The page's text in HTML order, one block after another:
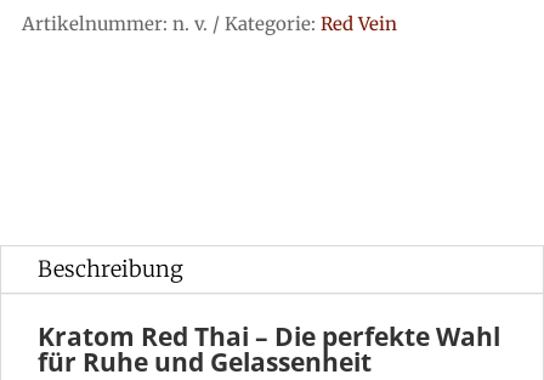
Artikelnummer: n. v. Kategorie: Red Vein
Beschreibung
Kratom Red Thai – Die perfekte Wahl
für Ruhe und Gelassenheit